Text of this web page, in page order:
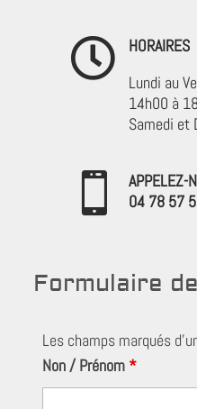
Formulaire
Les champs marqués
Non / Prénom *

HORAIRES
Lundi au
14h00 à
Samedi et

APPELEZ-
04 78 57